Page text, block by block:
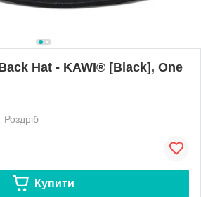
Hat - KAWI® [Black], One
Роздріб
Купити